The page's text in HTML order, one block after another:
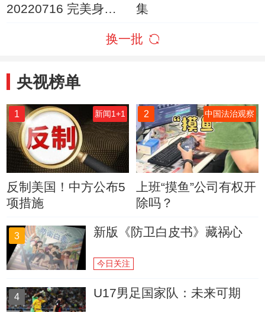
20220716 完美身材
集
换一批
央视榜单
1 新闻1+1
反制美国！中方公布5
项措施
2 中国法治观察
上班“摸鱼”公司有权开
除吗？
3 新版《防卫白皮书》藏祸心
今日关注
4 U17男足国家队：未来可期